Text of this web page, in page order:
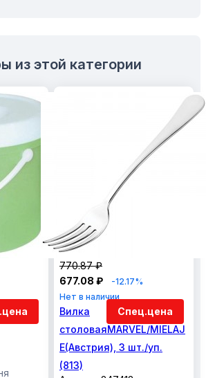
из этой категории
Спец.цена
770.87 ₽
677.08 ₽
-12.17%
Нет в наличии
Вилка
столоваяMARVEL/MIELAJ
E(Австрия), 3 шт./уп.
(813)